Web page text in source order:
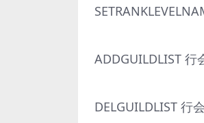
ADDGUILDLIST
DELGUILDLIST 行